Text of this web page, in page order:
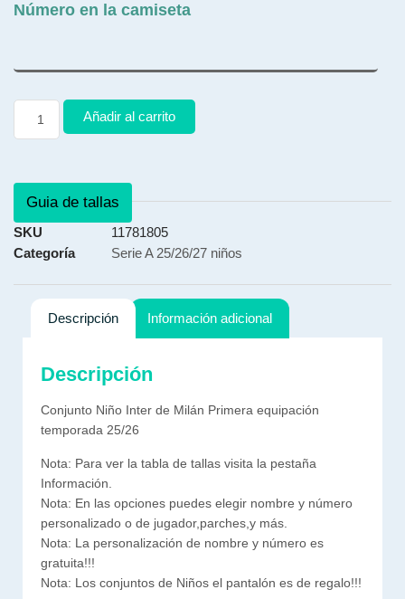
Número en la camiseta
Añadir al carrito
Guia de tallas
SKU
11781805
Categoría
Serie A 25/26/27 niños
Descripción Información adicional
Descripción
Conjunto Niño Inter de Milán Primera equipación
temporada 25/26
Nota: Para ver la tabla de tallas visita la pestaña
Información.
Nota: En las opciones puedes elegir nombre y número
personalizado o de jugador,parches,y más.
Nota: La personalización de nombre y número es
gratuita!!!
Nota: Los conjuntos de Niños el pantalón es de regalo!!!